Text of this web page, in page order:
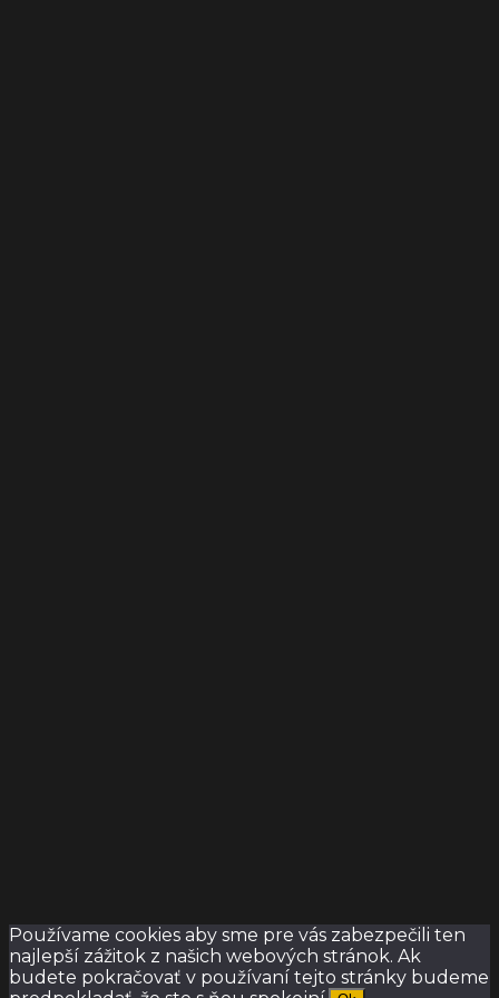
Používame cookies aby sme pre vás zabezpečili ten
najlepší zážitok z našich webových stránok. Ak
budete pokračovať v používaní tejto stránky budeme